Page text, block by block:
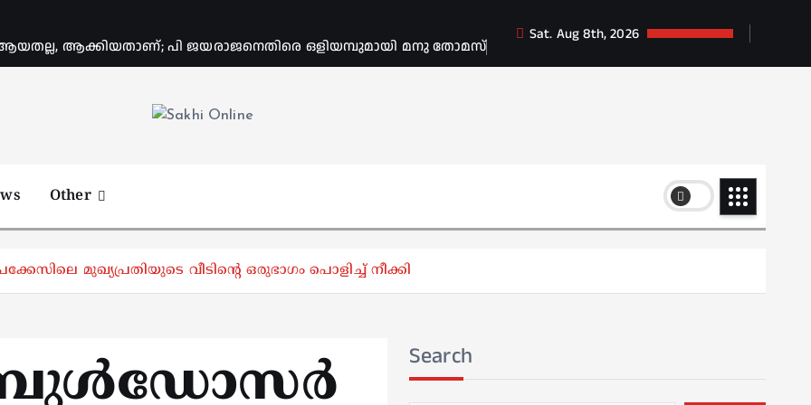
ആക്കിയതാണ്; പി ജയരാജനെതിരെ ഒളിയമ്പുമായി മനു തോമസ്
Sat. Aug 8th, 2026
Other
മുഖ്യപ്രതിയുടെ വീടിന്റെ ഒരുഭാഗം പൊളിച്ച് നീക്കി
ബുൾഡോസർ
Search